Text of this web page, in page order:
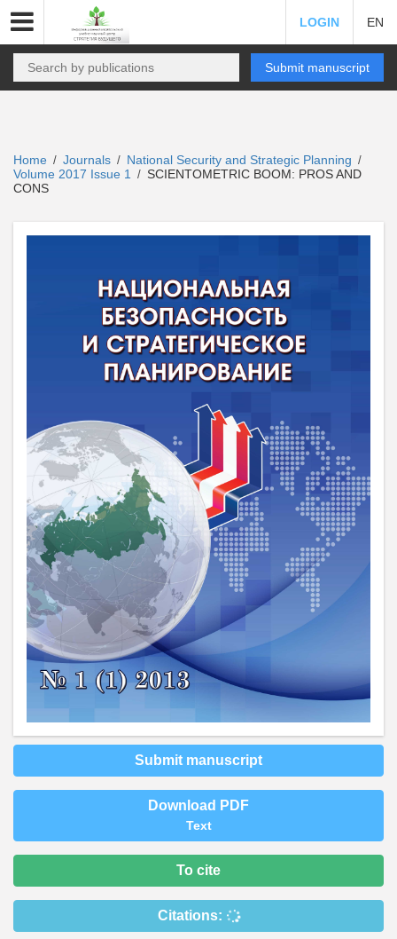
LOGIN EN
Submit manuscript
Home / Journals / National Security and Strategic Planning /
Volume 2017 Issue 1 / SCIENTOMETRIC BOOM: PROS AND
CONS
Submit manuscript
Download PDF
Text
To cite
Citations: